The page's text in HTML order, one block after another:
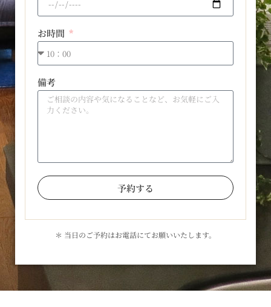
お時間
備考
予約する
＊ 当日のご予約はお電話にてお願いいたします。